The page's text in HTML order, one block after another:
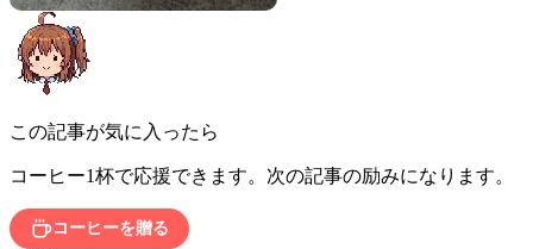
この記事が気に入ったら
コーヒー1杯で応援できます。次の記事の励みになります。
コーヒーを贈る